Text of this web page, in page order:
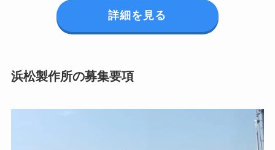
詳細を見る
浜松製作所の募集要項